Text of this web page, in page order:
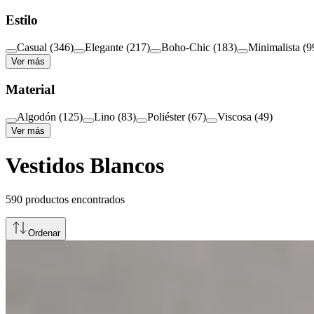
Estilo
Casual (346) Elegante (217) Boho-Chic (183) Minimalista (
Ver más
Material
Algodón (125) Lino (83) Poliéster (67) Viscosa (49)
Ver más
Vestidos Blancos
590 productos encontrados
Ordenar